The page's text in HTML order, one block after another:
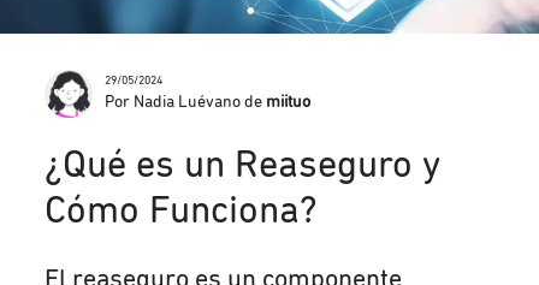
29/05/2024
Por Nadia Luévano de miituo
¿Qué es un Reaseguro y
Cómo Funciona?